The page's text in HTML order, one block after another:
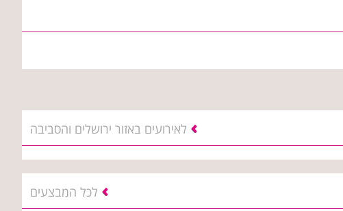
לאירועים באזור ירושלים והסביבה
לכל המבצעים